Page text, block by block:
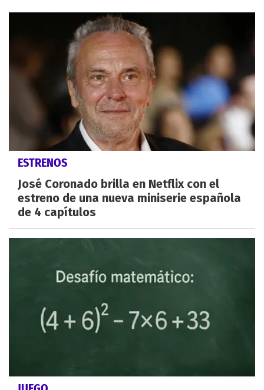
ESTRENOS
José Coronado brilla en Netflix con el
estreno de una nueva miniserie española
de 4 capítulos